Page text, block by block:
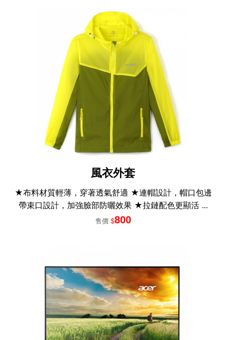
風衣外套
★布料材質輕薄，穿著透氣舒適 ★連帽設計，帽口包邊
帶束口設計，加強臉部防曬效果 ★拉鏈配色更顯活 ...
售價 $800